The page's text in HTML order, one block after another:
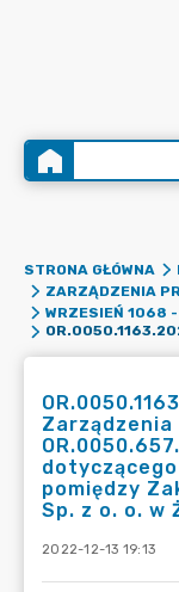
STRONA GŁÓWNA
ZARZĄDZENIA
WRZESIEŃ 1068 -
pomiędzy
Sp. z o. o. w
2022-12-13 19:13